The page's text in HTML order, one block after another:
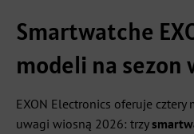
Smartwatche
modeli na sezon
EXON Electronics oferuje
uwagi wiosną 2026: trzy